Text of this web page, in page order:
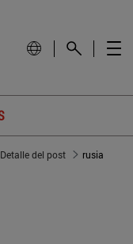
Detalle del post rusia